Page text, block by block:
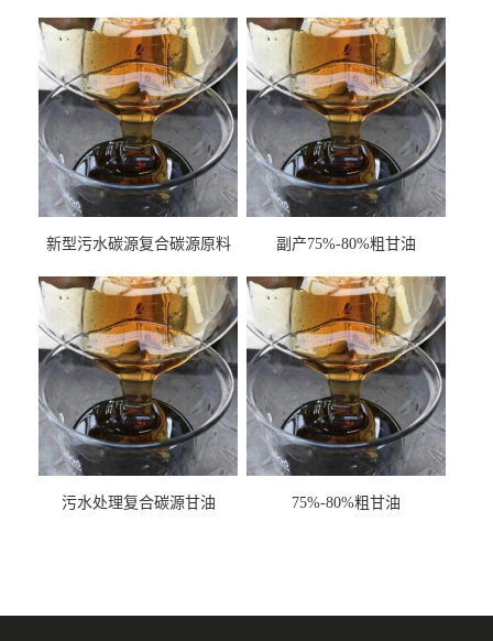
新型污水碳源复合碳源原料
副产75%-80%粗甘油
污水处理复合碳源甘油
75%-80%粗甘油